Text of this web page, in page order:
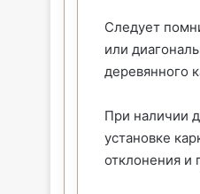
Следует
или
деревянного
При наличии
установке
отклонения и